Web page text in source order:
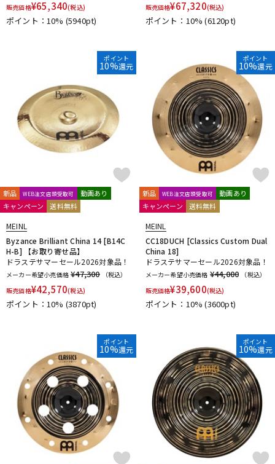
販売価格¥65,340(税込)
ポイント：10% (5940pt)
販売価格¥67,320(税込)
ポイント：10%(6120pt)
ポイント
10%還元
新品 WEB注文店頭受取可
動画あり
キャンペーン
送料無料
MEINL
Byzance Brilliant China 14 [B14C
H-B] 【お取り寄せ品】
ドラステサマーセール2026対象品！
メーカー希望小売価格 ¥47,300
（税込）
販売価格¥42,570(税込)
ポイント：10% (3870pt)
ポイント
10%還元
新品 WEB注文店頭受取可
動画あり
キャンペーン
送料無料
MEINL
CC18DUCH [Classics Custom Dual
China 18]
ドラステサマーセール2026対象品！
メーカー希望小売価格 ¥44,000
（税込）
販売価格¥39,600(税込)
ポイント：10%(3600pt)
ポイント
10%還元
ポイント
10%還元